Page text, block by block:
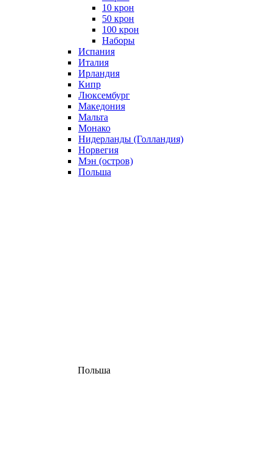
10 крон
50 крон
100 крон
Наборы
Испания
Италия
Ирландия
Кипр
Люксембург
Македония
Мальта
Монако
Нидерланды (Голландия)
Норвегия
Мэн (остров)
Польша
Польша